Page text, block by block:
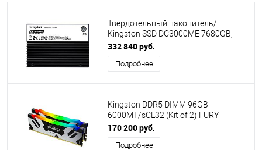
Твердотельный накопитель/
Kingston SSD DC3000ME 7680GB,
U.2(2.5" 15mm), NVMe, PCIe Gen 5x4,
3D TLC, R/W 14000/10000MB/s, IOPs
2 800 000/500 000, TBW 14016,
332 840 руб.
Подробнее
Kingston DDR5 DIMM 96GB
6000MT/sCL32 (Kit of 2) FURY
Renegade RGB XMP
KF560C32RSAK2-96
170 200 руб.
Подробнее